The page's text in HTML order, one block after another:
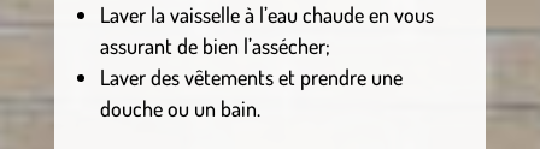
Laver la vaisselle à l’eau chaude en vous
assurant de bien l’assécher;
Laver des vêtements et prendre une
douche ou un bain.